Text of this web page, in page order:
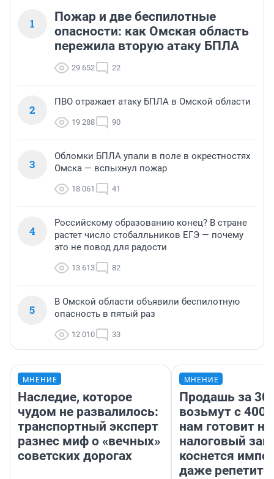
1
Пожар и две беспилотные
опасности: как Омская область
пережила вторую атаку БПЛА
29 652 22
2
ПВО отражает атаку БПЛА в Омской области
19 288 90
3
Обломки БПЛА упали в поле в окрестностях
Омска — вспыхнул пожар
18 061 41
4
Российскому образованию конец? В стране
растет число стобалльников ЕГЭ — почему
это не повод для радости
13 613 82
5
В Омской области объявили беспилотную
опасность в пятый раз
12 010 33
МНЕНИЕ
Наследие, которое
чудом не развалилось:
транспортный эксперт
разнес миф о «вечных»
советских дорогах
МНЕНИЕ
Продашь за
возьмут с
нам готовит
налоговый
коснется
даже